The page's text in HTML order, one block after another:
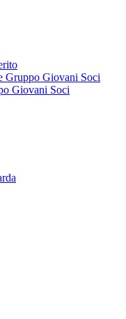
Gruppo Giovani Soci
Giovani Soci